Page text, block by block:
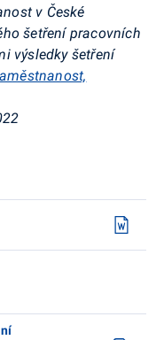
v České
šetření pracovních
výsledky šetření